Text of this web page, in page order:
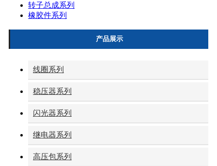
转子总成系列
橡胶件系列
产品展示
线圈系列
稳压器系列
闪光器系列
继电器系列
高压包系列